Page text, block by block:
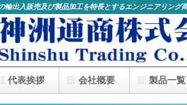
輸出入販売及び製品加工を特長とするエンジニアリング
代表挨拶 会社概要 製品一覧